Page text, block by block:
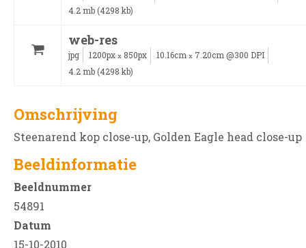
4.2 mb (4298 kb)
web-res
jpg 1200px x 850px 10.16cm x 7.20cm @300 DPI
4.2 mb (4298 kb)
Omschrijving
Steenarend kop close-up, Golden Eagle head close-up
Beeldinformatie
Beeldnummer
54891
Datum
15-10-2010